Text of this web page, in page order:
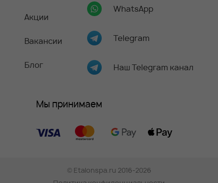
Акции
Вакансии
Блог
WhatsApp
Telegram
Наш Telegram канал
Мы принимаем
© Etalonspa.ru 2016-2026